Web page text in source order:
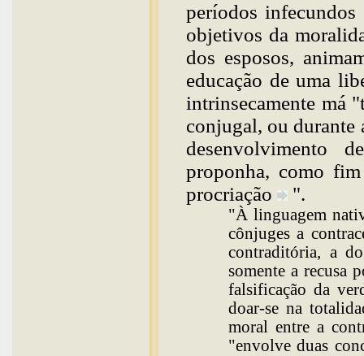
períodosinfecundos
objetivos da
dos esposos,
educação de uma
intrinsecamente má
conjugal, ou durante
desenvolvimento
proponha, como
procriação
".
"À linguagem
cônjuges a
contraditória, a
somente a recusa
falsificação da
doar-se na
moral entre a
"envolve duas